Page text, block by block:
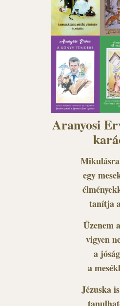
Aranyosi
egy
tanítja
Üzenem
vigyen
a
a
Jézuska